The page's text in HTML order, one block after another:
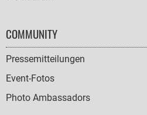
COMMUNITY
Pressemitteilungen
Event-Fotos
Photo Ambassadors